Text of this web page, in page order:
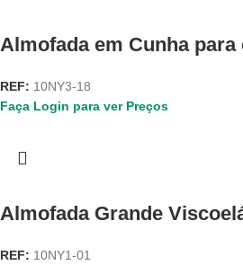
Almofada em Cunha
REF: 10NY3-18
Faça Login para ver Preços
Almofada Grande
REF: 10NY1-01